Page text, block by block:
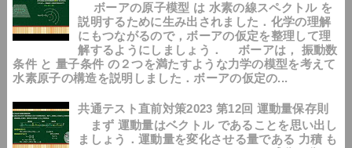
ボーアの原子模型 は 水素の線スペクトル を
説明するために生み出されました．化学の理解
にもつながるので，ボーアの仮定を整理して理
解するようにしましょう． ボーアは， 振動数
条件 と 量子条件 の２つを満たすような力学の模型を考えて
水素原子の構造を説明しました．ボーアの仮定の...
共通テスト直前対策2023 第12回 運動量保存則
まず 運動量はベクトル であることを思い出し
ましょう．運動量を変化させる量である 力積 も